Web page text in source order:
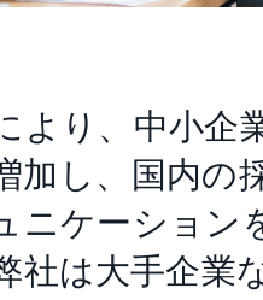
より、中小企
加し、国内の
ニケーション
社は大手企業